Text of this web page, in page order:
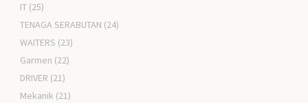
IT (25)
TENAGA SERABUTAN (24)
WAITERS (23)
Garmen (22)
DRIVER (21)
Mekanik (21)